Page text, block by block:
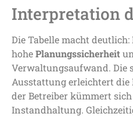
Interpretation
Die Tabelle macht
hohePlanungssicherheit
Verwaltungsaufwand. Die
Ausstattung erleichtert
der Betreiber kümmert
Instandhaltung.